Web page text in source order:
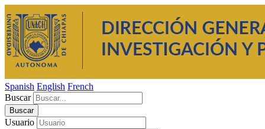
Spanish English French
Buscar
Usuario